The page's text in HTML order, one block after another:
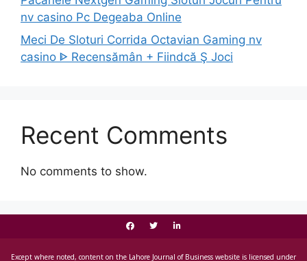
nv casino Pc Degeaba Online
Meci De Sloturi Corrida Octavian Gaming nv
casino ᐈ Recensămân + Fiindcă Ş Joci
Recent Comments
No comments to show.
Except where noted, content on the Lahore Journal of Business website is licensed under